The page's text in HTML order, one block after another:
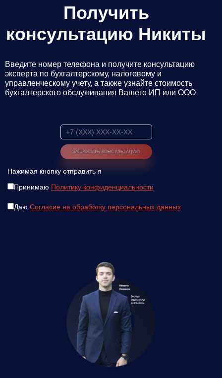
Получить
консультацию Никиты
Введите номер телефона и получите консультацию
эксперта по бухгалтерскому, налоговому и
управленческому учету, а также узнайте стоимость
бухгалтерского обслуживания Вашего ИП или ООО
Нажимая кнопку отправить я
Принимаю Политику конфиденциальности
Даю Согласие на обработку персональных данных